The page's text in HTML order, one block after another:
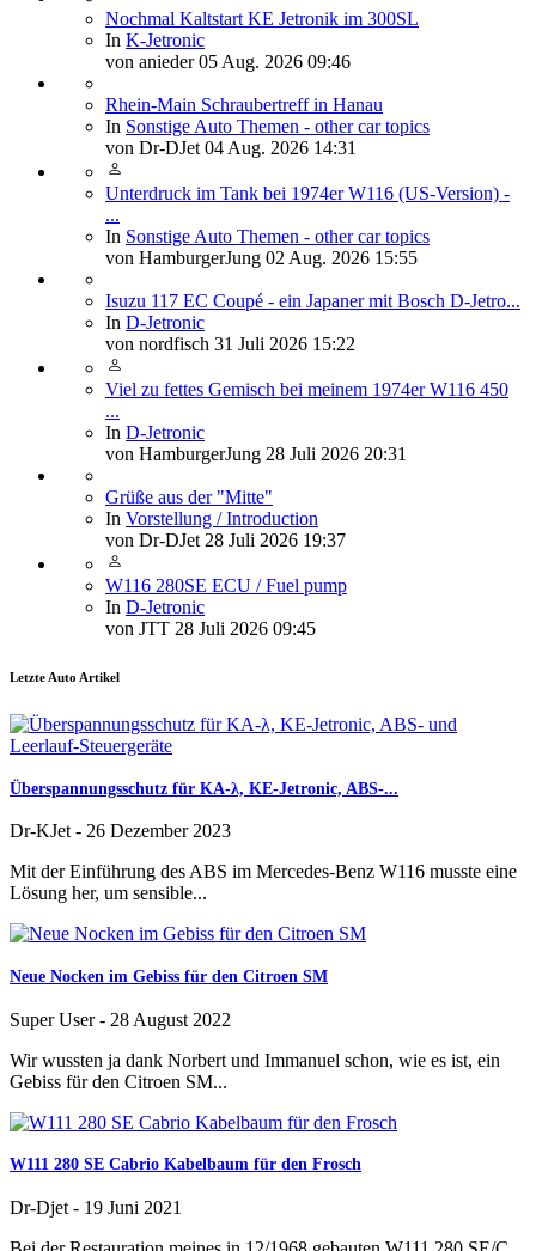
Nochmal Kaltstart KE Jetronik im 300SL
In K-Jetronic
von anieder 05 Aug. 2026 09:46
Rhein-Main Schraubertreff in Hanau
In Sonstige Auto Themen - other car topics
von Dr-DJet 04 Aug. 2026 14:31
Unterdruck im Tank bei 1974er W116 (US-Version) -
...
In Sonstige Auto Themen - other car topics
von HamburgerJung 02 Aug. 2026 15:55
Isuzu 117 EC Coupé - ein Japaner mit Bosch D-Jetro...
In D-Jetronic
von nordfisch 31 Juli 2026 15:22
Viel zu fettes Gemisch bei meinem 1974er W116 450
...
In D-Jetronic
von HamburgerJung 28 Juli 2026 20:31
Grüße aus der "Mitte"
In Vorstellung / Introduction
von Dr-DJet 28 Juli 2026 19:37
W116 280SE ECU / Fuel pump
In D-Jetronic
von JTT 28 Juli 2026 09:45
Letzte Auto Artikel
Überspannungsschutz für KA-λ, KE-Jetronic, ABS-...
Dr-KJet- 26 Dezember 2023
Mit der Einführung des ABS im Mercedes-Benz W116 musste eine
Lösung her, um sensible...
Neue Nocken im Gebiss für den Citroen SM
Super User- 28 August 2022
Wir wussten ja dank Norbert und Immanuel schon, wie es ist, ein
Gebiss für den Citroen SM...
W111 280 SE Cabrio Kabelbaum für den Frosch
Dr-Djet - 19 Juni 2021